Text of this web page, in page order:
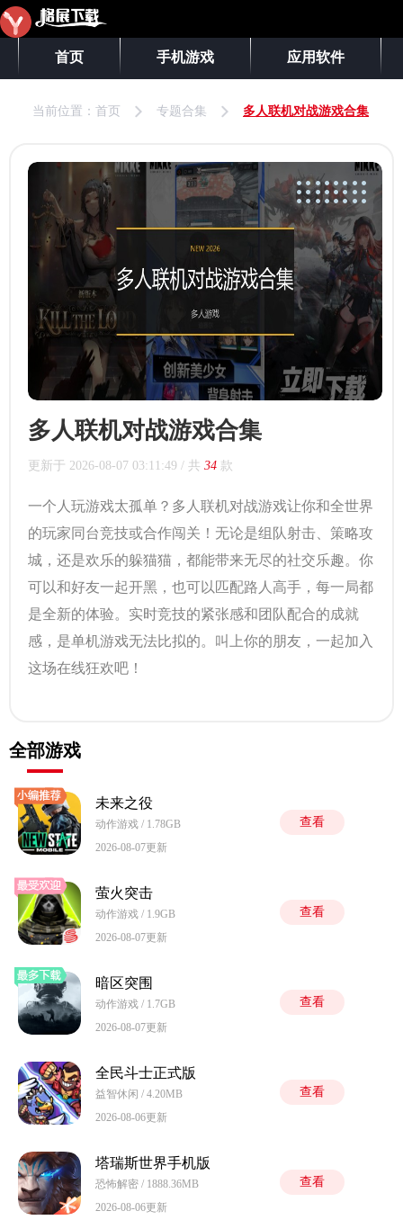
首页 手机游戏 应用软件
当前位置： 首页 专题合集 多人联机对战游戏合集
多人联机对战游戏合集
更新于 2026-08-07 03:11:49 / 共 34 款
一个人玩游戏太孤单？多人联机对战游戏让你和全世界
的玩家同台竞技或合作闯关！无论是组队射击、策略攻
城，还是欢乐的躲猫猫，都能带来无尽的社交乐趣。你
可以和好友一起开黑，也可以匹配路人高手，每一局都
是全新的体验。实时竞技的紧张感和团队配合的成就
感，是单机游戏无法比拟的。叫上你的朋友，一起加入
这场在线狂欢吧！
全部游戏
未来之役
动作游戏 / 1.78GB
2026-08-07更新
查看
萤火突击
动作游戏 / 1.9GB
2026-08-07更新
查看
暗区突围
动作游戏 / 1.7GB
2026-08-07更新
查看
全民斗士正式版
益智休闲 / 4.20MB
2026-08-06更新
查看
塔瑞斯世界手机版
恐怖解密 / 1888.36MB
2026-08-06更新
查看